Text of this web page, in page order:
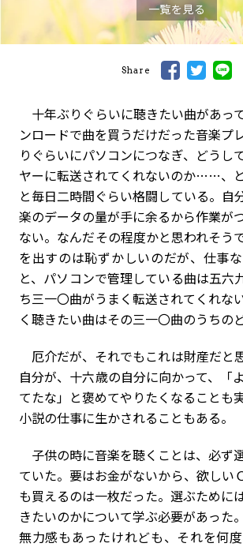
一覧を見る
Share
十年ぶりぐらいに聴きたい曲があっ
ンロードで曲を買うだけだった音楽プ
りぐらいにパソコンにつなぎ、どうし
ヤーに転送されてくれないのか……、
と毎日二時間ぐらい格闘している。自
楽のデータの量が手に余るから作業が
ない。なんだその程度かと思われそう
を出すのは恥ずかしいのだが、仕事
と、パソコンで管理している曲は五六
ち三一〇曲がうまく転送されてくれな
く聴きたい曲はその三一〇曲のうちの
厄介だが、それでもこれは財産だと
自分が、十六歳の自分に向かって、「
てたな」と褒めてやりたくなることも
小説の仕事に生かされることもある。
子供の時に音楽を聴くことは、必ず
ていた。要はお金がないから、欲しい
も買えるのは一枚だった。選ぶために
きたいのかについて学ぶ必要があった
無力感もあったけれども、それを何